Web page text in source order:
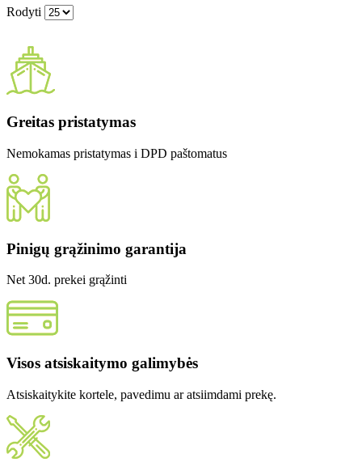
Rodyti
Greitas pristatymas
Nemokamas pristatymas i DPD paštomatus
Pinigų grąžinimo garantija
Net 30d. prekei grąžinti
Visos atsiskaitymo galimybės
Atsiskaitykite kortele, pavedimu ar atsiimdami prekę.